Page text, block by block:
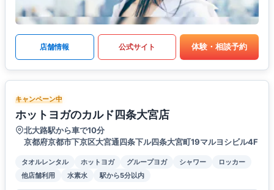
店舗情報 公式サイト 体験・相談予約
キャンペーン中
ホットヨガのカルド四条大宮店
北大路駅から車で10分
京都府京都市下京区大宮通四条下ル四条大宮町19マルヨシビル4F
タオルレンタル ホットヨガ グループヨガ シャワー
ロッカー
他店舗利用
水素水 駅から5分以内